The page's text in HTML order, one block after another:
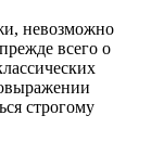
невозможно
всего о
строгому